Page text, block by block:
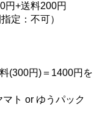
送料200円
定：不可）
円)＝1400円を
or ゆうパック